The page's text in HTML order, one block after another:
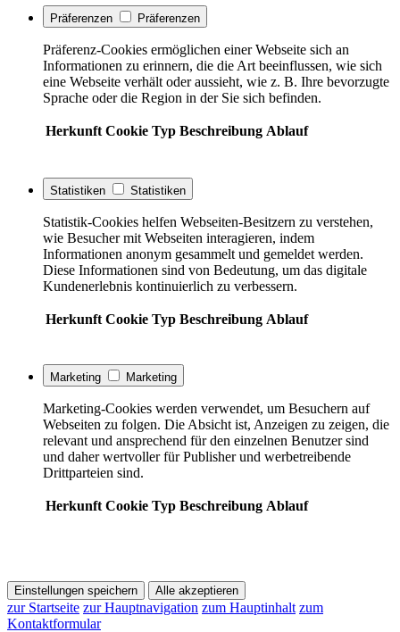
Präferenzen Präferenzen
Präferenz-Cookies ermöglichen einer Webseite sich an
Informationen zu erinnern, die die Art beeinflussen, wie sich
eine Webseite verhält oder aussieht, wie z. B. Ihre bevorzugte
Sprache oder die Region in der Sie sich befinden.
Herkunft Cookie Typ Beschreibung Ablauf
Statistiken Statistiken
Statistik-Cookies helfen Webseiten-Besitzern zu verstehen,
wie Besucher mit Webseiten interagieren, indem
Informationen anonym gesammelt und gemeldet werden.
Diese Informationen sind von Bedeutung, um das digitale
Kundenerlebnis kontinuierlich zu verbessern.
Herkunft Cookie Typ Beschreibung Ablauf
Marketing Marketing
Marketing-Cookies werden verwendet, um Besuchern auf
Webseiten zu folgen. Die Absicht ist, Anzeigen zu zeigen, die
relevant und ansprechend für den einzelnen Benutzer sind
und daher wertvoller für Publisher und werbetreibende
Drittparteien sind.
Herkunft Cookie Typ Beschreibung Ablauf
Einstellungen speichern Alle akzeptieren
zur Startseite zur Hauptnavigation zum Hauptinhalt zum
Kontaktformular